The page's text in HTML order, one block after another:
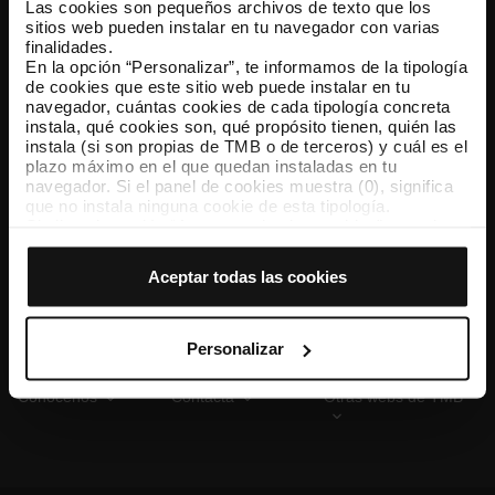
Las cookies son pequeños archivos de texto que los
sitios web pueden instalar en tu navegador con varias
finalidades.
En la opción “Personalizar”, te informamos de la tipología
de cookies que este sitio web puede instalar en tu
navegador, cuántas cookies de cada tipología concreta
instala, qué cookies son, qué propósito tienen, quién las
instala (si son propias de TMB o de terceros) y cuál es el
plazo máximo en el que quedan instaladas en tu
navegador. Si el panel de cookies muestra (0), significa
que no instala ninguna cookie de esta tipología.
que todas estas cookies se instalen en tu navegador.
tipología de cookies permite indicar si quieres que se
instalen o no las cookies de esa clase.
Una vez que hayas marcado tus preferencias, debes
hacer clic en “Seleccionar y configurar”. Así se instalarán
previamente. Te sugerimos que selecciones las cookies
de personalización, porque permiten recordar tus
opciones de navegación (como el idioma) y mejoran tu
Aceptar todas las cookies
Personalizar
TMB App
Descárgate TMB App y compra tus billetes
App Store Google Play
Conócenos Contacta Otras webs de TMB